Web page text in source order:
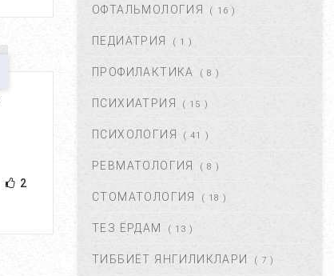
2
БЎЛДИ. НИМА ҚИЛМОҚ
ОКТ 01, 2017
НЕГА КАТТАЛАШАДИ?...
ПОЛИАРТРИТ. ТУРЛАРИ.
ДАВОЛАШ....
ЮЗГА АЛЛЕРГИЯ ТОШИШИ.
ОФТАЛЬМОЛОГИЯ ( 16 )
ПЕДИАТРИЯ ( 1 )
ПРОФИЛАКТИКА ( 8 )
ПСИХИАТРИЯ ( 15 )
ПСИХОЛОГИЯ ( 41 )
РЕВМАТОЛОГИЯ ( 8 )
СТОМАТОЛОГИЯ ( 18 )
ТЕЗ ЁРДАМ ( 13 )
ТИББИЁТ ЯНГИЛИКЛАРИ ( 7 )